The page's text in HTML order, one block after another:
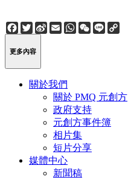
Facebook
Twitter
Sina
Weibo
EmailWhatsApp
WeChat
Line
更多內容
關於我們
關於 PMQ 元創方
政府支持
元創方事件簿
相片集
短片分享
媒體中心
新聞稿